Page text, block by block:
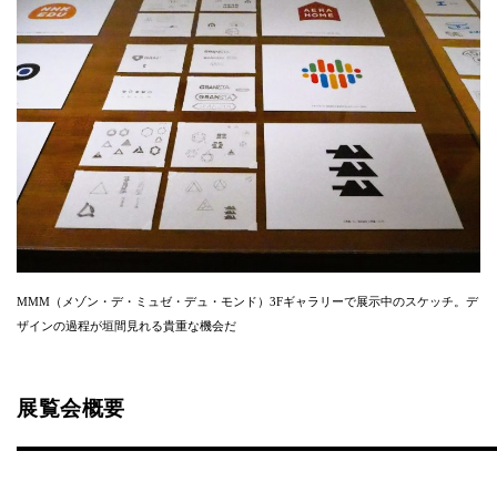
MMM（メゾン・デ・ミュゼ・デュ・モンド）3Fギャラリーで展示中のスケッチ。デ
ザインの過程が垣間見れる貴重な機会だ
展覧会概要